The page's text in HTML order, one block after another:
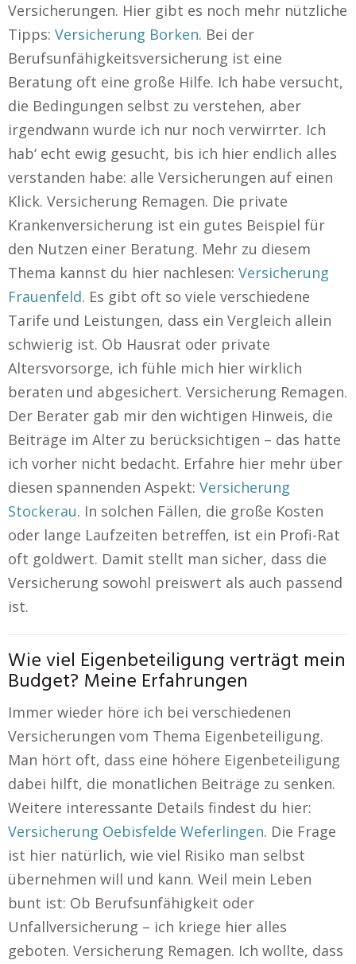
Versicherungen. Hier gibt es noch mehr nützliche
Tipps: Versicherung Borken. Bei der
Berufsunfähigkeitsversicherung ist eine
Beratung oft eine große Hilfe. Ich habe versucht,
die Bedingungen selbst zu verstehen, aber
irgendwann wurde ich nur noch verwirrter. Ich
hab‘ echt ewig gesucht, bis ich hier endlich alles
verstanden habe: alle Versicherungen auf einen
Klick. Versicherung Remagen. Die private
Krankenversicherung ist ein gutes Beispiel für
den Nutzen einer Beratung. Mehr zu diesem
Thema kannst du hier nachlesen: Versicherung
Frauenfeld. Es gibt oft so viele verschiedene
Tarife und Leistungen, dass ein Vergleich allein
schwierig ist. Ob Hausrat oder private
Altersvorsorge, ich fühle mich hier wirklich
beraten und abgesichert. Versicherung Remagen.
Der Berater gab mir den wichtigen Hinweis, die
Beiträge im Alter zu berücksichtigen – das hatte
ich vorher nicht bedacht. Erfahre hier mehr über
diesen spannenden Aspekt: Versicherung
Stockerau. In solchen Fällen, die große Kosten
oder lange Laufzeiten betreffen, ist ein Profi-Rat
oft goldwert. Damit stellt man sicher, dass die
Versicherung sowohl preiswert als auch passend
ist.
Wie viel Eigenbeteiligung verträgt mein
Budget? Meine Erfahrungen
Immer wieder höre ich bei verschiedenen
Versicherungen vom Thema Eigenbeteiligung.
Man hört oft, dass eine höhere Eigenbeteiligung
dabei hilft, die monatlichen Beiträge zu senken.
Weitere interessante Details findest du hier:
Versicherung Oebisfelde Weferlingen. Die Frage
ist hier natürlich, wie viel Risiko man selbst
übernehmen will und kann. Weil mein Leben
bunt ist: Ob Berufsunfähigkeit oder
Unfallversicherung – ich kriege hier alles
geboten. Versicherung Remagen. Ich wollte, dass